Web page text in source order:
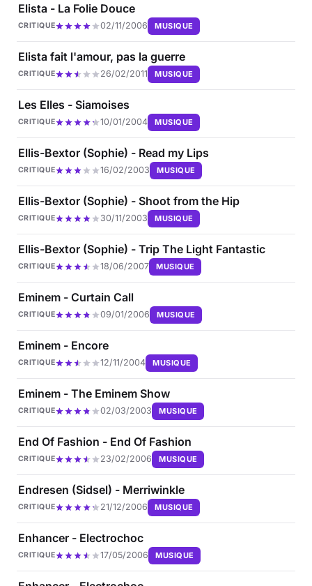
Elista - La Folie Douce
CRITIQUE 02/11/2006 MUSIQUE
Elista fait l'amour, pas la guerre
CRITIQUE 26/02/2011 MUSIQUE
Les Elles - Siamoises
CRITIQUE 10/01/2004 MUSIQUE
Ellis-Bextor (Sophie) - Read my Lips
CRITIQUE 16/02/2003 MUSIQUE
Ellis-Bextor (Sophie) - Shoot from the Hip
CRITIQUE 30/11/2003 MUSIQUE
Ellis-Bextor (Sophie) - Trip The Light Fantastic
CRITIQUE 18/06/2007 MUSIQUE
Eminem - Curtain Call
CRITIQUE 09/01/2006 MUSIQUE
Eminem - Encore
CRITIQUE 12/11/2004 MUSIQUE
Eminem - The Eminem Show
CRITIQUE 02/03/2003 MUSIQUE
End Of Fashion - End Of Fashion
CRITIQUE 23/02/2006 MUSIQUE
Endresen (Sidsel) - Merriwinkle
CRITIQUE 21/12/2006 MUSIQUE
Enhancer - Electrochoc
CRITIQUE 17/05/2006 MUSIQUE